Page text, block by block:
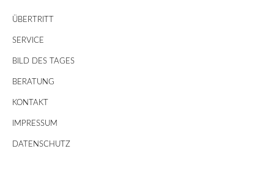
ÜBERTRITT
SERVICE
BILD DES TAGES
BERATUNG
KONTAKT
IMPRESSUM
DATENSCHUTZ